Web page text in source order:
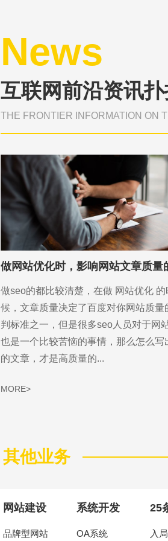
News
互联网前沿资讯
THE FRONTIER INFORMATION ON
做seo的都比较清楚，在做 网站优化 的
候，文章质量决定了百度对你网站质量
判标准之一，但是很多seo人员对于网
也是一个比较苦恼的事情，那么怎么写
的文章，才是高质量的...
MORE>
其他业务
网站建设
品牌型网站
系统开发
OA系统
25
入
专注东莞网站设计制作，为中小企业